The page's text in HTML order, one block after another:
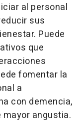
al personal
sus
Puede
que
fomentar la
a
con demencia,
angustia.